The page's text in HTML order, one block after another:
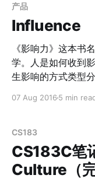
你们中国人总是喜
的正确性？难道失败
3个特点： 1. 不精确。可被多种解读，每个人都能根据自
己的处境解读处意思。 2. 仓促结论。 3. 盲目
子）。 鸡汤可以让你在文中看到自己，但无法给你解决方
法。 再来看名言论据。 > 张颖也说，资本寒冬来了，所
所以下落的更慢。 名言论据比鸡汤进步，但是也依旧有问
产品
Influence
《影响力》这本书
学。人是如何收到影响做决策的
生影响的方式类型
当你收到了好处，你会
识到你得到了好处
使用这个方法的人进行拒绝。 另一种
我先退一步，你就
巧中，不详细展开。 **[产品技巧]**互惠原理在产品
07 Aug 2016 5 min
CS183
CS183C笔
Culture（完